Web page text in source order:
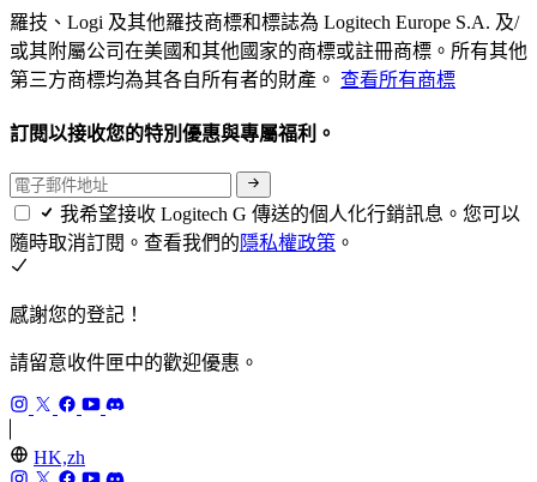
羅技、Logi 及其他羅技商標和標誌為 Logitech Europe S.A. 及/
或其附屬公司在美國和其他國家的商標或註冊商標。所有其他
第三方商標均為其各自所有者的財產。 查看所有商標
訂閱以接收您的特別優惠與專屬福利。
我希望接收 Logitech G 傳送的個人化行銷訊息。您可以
隨時取消訂閱。查看我們的隱私權政策 。
感謝您的登記！
請留意收件匣中的歡迎優惠。
HK,zh